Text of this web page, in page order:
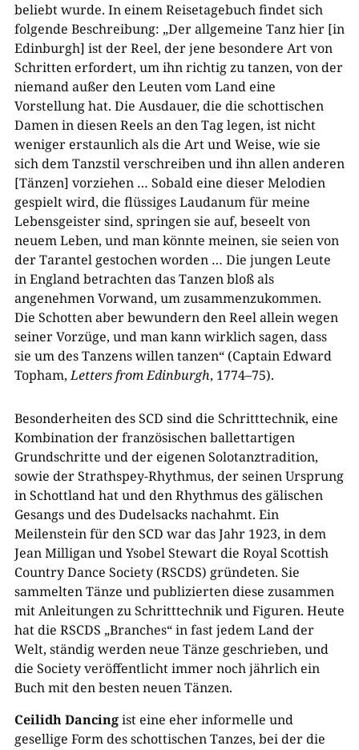
beliebt wurde. In einem Reisetagebuch findet sich
folgende Beschreibung: „Der allgemeine Tanz hier [in
Edinburgh] ist der Reel, der jene besondere Art von
Schritten erfordert, um ihn richtig zu tanzen, von der
niemand außer den Leuten vom Land eine
Vorstellung hat. Die Ausdauer, die die schottischen
Damen in diesen Reels an den Tag legen, ist nicht
weniger erstaunlich als die Art und Weise, wie sie
sich dem Tanzstil verschreiben und ihn allen anderen
[Tänzen] vorziehen … Sobald eine dieser Melodien
gespielt wird, die flüssiges Laudanum für meine
Lebensgeister sind, springen sie auf, beseelt von
neuem Leben, und man könnte meinen, sie seien von
der Tarantel gestochen worden … Die jungen Leute
in England betrachten das Tanzen bloß als
angenehmen Vorwand, um zusammenzukommen.
Die Schotten aber bewundern den Reel allein wegen
seiner Vorzüge, und man kann wirklich sagen, dass
sie um des Tanzens willen tanzen“ (Captain Edward
Topham,Letters from Edinburgh, 1774–75).
Besonderheiten des SCD sind die Schritttechnik, eine
Kombination der französischen ballettartigen
Grundschritte und der eigenen Solotanztradition,
sowie der Strathspey-Rhythmus, der seinen Ursprung
in Schottland hat und den Rhythmus des gälischen
Gesangs und des Dudelsacks nachahmt. Ein
Meilenstein für den SCD war das Jahr 1923, in dem
Jean Milligan und Ysobel Stewart die Royal Scottish
Country Dance Society (RSCDS) gründeten. Sie
sammelten Tänze und publizierten diese zusammen
mit Anleitungen zu Schritttechnik und Figuren. Heute
hat die RSCDS „Branches“ in fast jedem Land der
Welt, ständig werden neue Tänze geschrieben, und
die Society veröffentlicht immer noch jährlich ein
Buch mit den besten neuenTänzen.
Ceilidh Dancingist eine eher informelle und
gesellige Form des schottischen Tanzes, bei der die